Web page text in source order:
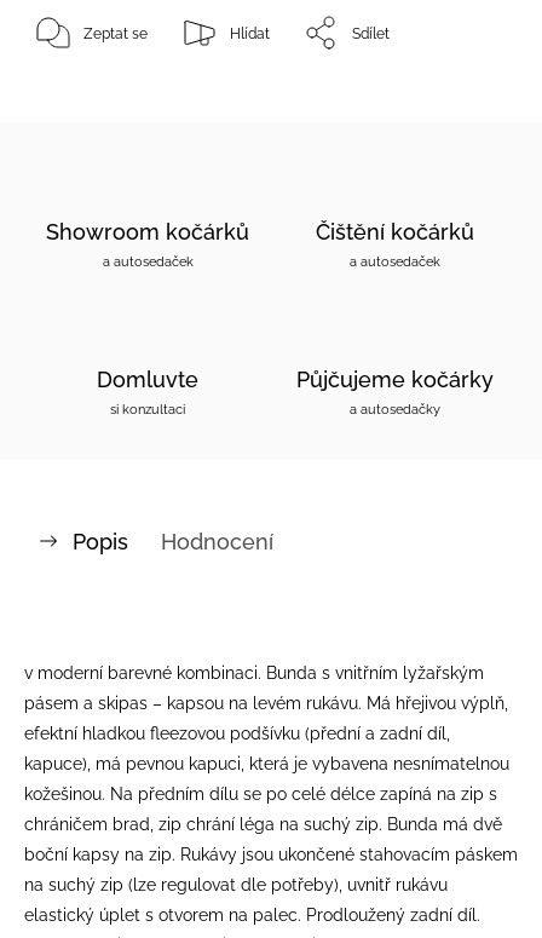
Zeptat se Hlídat Sdílet
Showroom kočárků
a autosedaček
Čištění kočárků
a autosedaček
Domluvte
si konzultaci
Půjčujeme kočárky
a autosedačky
Popis Hodnocení
v moderní barevné kombinaci. Bunda s vnitřním lyžařským
pásem a skipas – kapsou na levém rukávu. Má hřejivou výplň,
efektní hladkou fleezovou podšívku (přední a zadní díl,
kapuce), má pevnou kapuci, která je vybavena nesnímatelnou
kožešinou. Na předním dílu se po celé délce zapíná na zip s
chráničem brad, zip chrání léga na suchý zip. Bunda má dvě
boční kapsy na zip. Rukávy jsou ukončené stahovacím páskem
na suchý zip (lze regulovat dle potřeby), uvnitř rukávu
elastický úplet s otvorem na palec. Prodloužený zadní díl.